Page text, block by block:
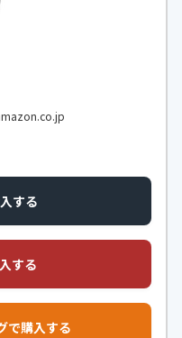
する
する
で購入する